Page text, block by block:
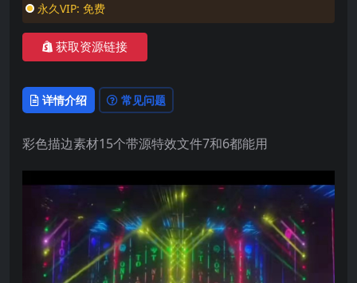
永久VIP: 免费
获取资源链接
详情介绍 常见问题
彩色描边素材15个带源特效文件7和6都能用